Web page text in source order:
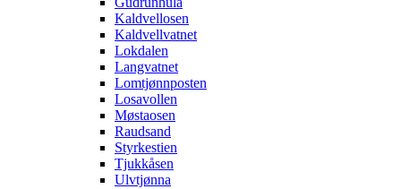
Kaldvellosen
Kaldvellvatnet
Lokdalen
Langvatnet
Lomtjønnposten
Losavollen
Møstaosen
Raudsand
Styrkestien
Tjukkåsen
Ulvtjønna